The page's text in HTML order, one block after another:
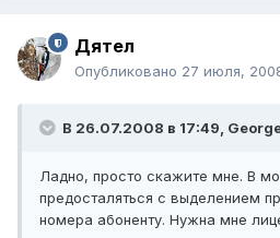
Дятел
Опубликовано 27 июля,
В 26.07.2008 в 17:49,
Ладно, просто скажите мне. В
предосталяться с выделением
номера абоненту. Нужна мне